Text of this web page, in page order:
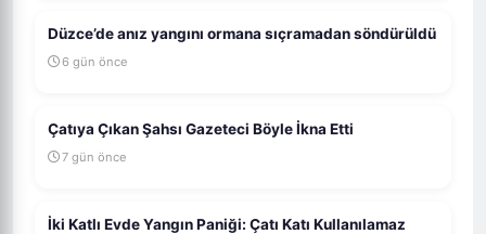
Düzce’de anız yangını ormana sıçramadan söndürüldü
6 gün önce
Çatıya Çıkan Şahsı Gazeteci Böyle İkna Etti
7 gün önce
İki Katlı Evde Yangın Paniği: Çatı Katı Kullanılamaz